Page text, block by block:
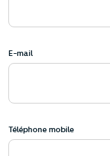
E-mail
Téléphone mobile